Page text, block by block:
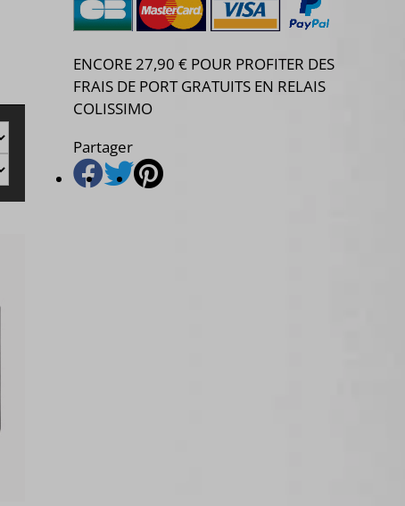
ENCORE 27,90 € POUR PROFITER DES
FRAIS DE PORT GRATUITS EN RELAIS
COLISSIMO
Partager